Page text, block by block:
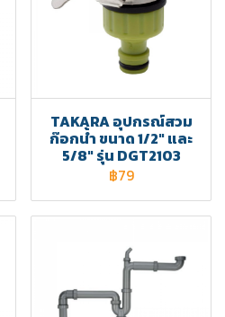
TAKARA อุปกรณ์สวม
ก๊อกน้ำ ขนาด 1/2" และ
5/8" รุ่น DGT2103
฿79